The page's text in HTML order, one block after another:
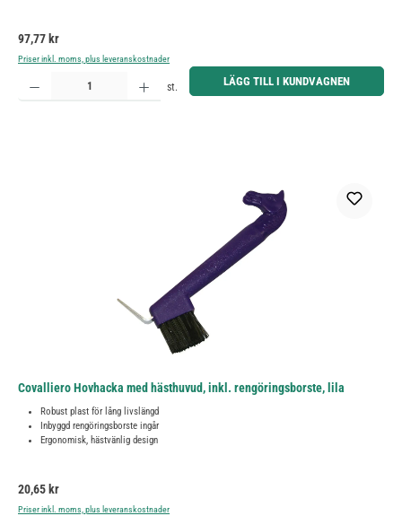
Ordinarie pris:
97,77 kr
Priser inkl. moms, plus leveranskostnader
Produktkvantitet: Ange önskat belopp eller använd knapparna för att öka eller minska kvantiteten.
st. LÄGG TILL I KUNDVAGNEN
Covalliero Hovhacka med hästhuvud, inkl. rengöringsborste, lila
Robust plast för lång livslängd
Inbyggd rengöringsborste ingår
Ergonomisk, hästvänlig design
Ordinarie pris:
20,65 kr
Priser inkl. moms, plus leveranskostnader